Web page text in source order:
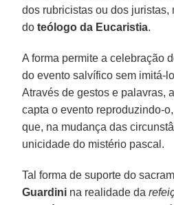
dos rubricistas ou dos juristas,
doteólogo da Eucaristia.
A forma permite a celebração
do evento salvífico sem imitá-
Através de gestos e palavras,
capta o evento reproduzindo-
que, na mudança das
unicidade do mistério pascal.
Tal forma de suporte do
Guardini na realidade da